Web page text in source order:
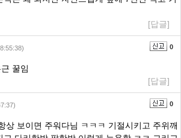
[답글]
0
꿀임
[답글]
0
상 보이면 주워다님 ㅋㅋㅋ 기절시키고 주위깨